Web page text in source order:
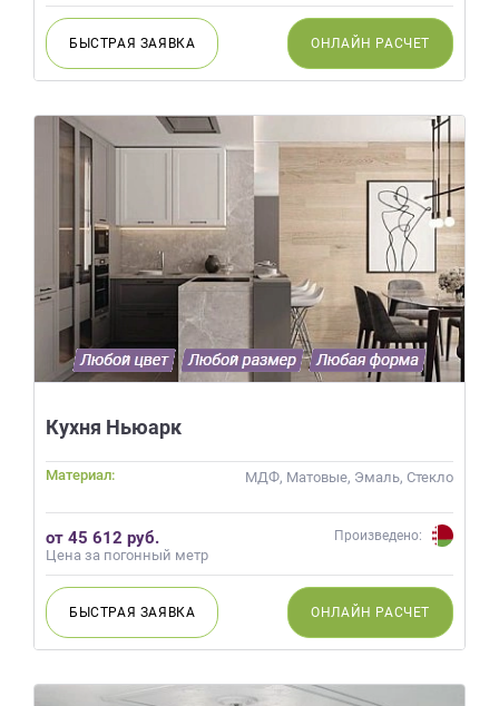
БЫСТРАЯ ЗАЯВКА ОНЛАЙН РАСЧЕТ
Кухня Ньюарк
Материал: МДФ, Матовые, Эмаль, Стекло
от 45 612 руб.
Цена за погонный метр
Произведено:
БЫСТРАЯ ЗАЯВКА ОНЛАЙН РАСЧЕТ